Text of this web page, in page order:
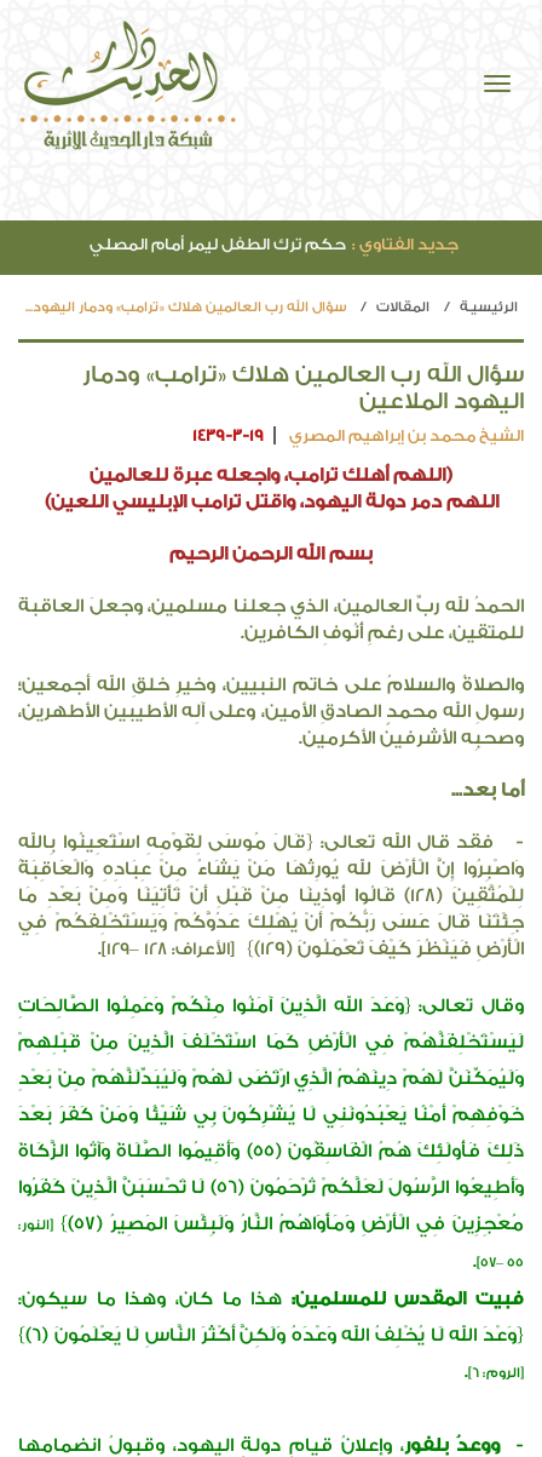
جديد الصوتيات : مقدمة مفتاح دار السعادة (42)
الرئيسيـة المقالات سؤال الله رب العالمين هلاك «ترامب» ودمار اليهود...
سؤال الله رب العالمين هلاك «ترامب» ودمار
اليهود الملاعين
الشيخ محمد بن إبراهيم المصري 1439-3-19
(اللهم أهلك ترامب، واجعله عبرة للعالمين
اللهم دمر دولة اليهود، واقتل ترامب الإبليسي اللعين)
بسم الله الرحمن الرحيم
الحمدُ لله ربِّ العالمين، الذي جعلنا مسلمين، وجعلَ العاقبةَ
للمتقين، على رغمِ أُنُوفِ الكافرين.
والصلاةُ والسلامُ على خاتم النبيين، وخيرِ خلقِ الله أجمعين؛
رسولِ الله محمدٍ الصادقِ الأمين، وعلى آلِه الأطيبين الأطهرين،
وصحبِه الأشرفين الأكرمين.
أما بعد...
- فقد قال الله تعالى: {قَالَ مُوسَى لِقَوْمِهِ اسْتَعِينُوا بِالله
وَاصْبِرُوا إِنَّ الْأَرْضَ لله يُورِثُهَا مَنْ يَشَاءُ مِنْ عِبَادِهِ وَالْعَاقِبَةُ
لِلْمُتَّقِينَ (128) قَالُوا أُوذِينَا مِنْ قَبْلِ أَنْ تَأْتِيَنَا وَمِنْ بَعْدِ مَا
جِئْتَنَا قَالَ عَسَى رَبُّكُمْ أَنْ يُهْلِكَ عَدُوَّكُمْ وَيَسْتَخْلِفَكُمْ فِي
الْأَرْضِ فَيَنْظُرَ كَيْفَ تَعْمَلُونَ (129)}
[الأعراف: ١٢٨ –١٢٩] .
وقال تعالى: {وَعَدَ الله الَّذِينَ آمَنُوا مِنْكُمْ وَعَمِلُوا الصَّالِحَاتِ
لَيَسْتَخْلِفَنَّهُمْ فِي الْأَرْضِ كَمَا اسْتَخْلَفَ الَّذِينَ مِنْ قَبْلِهِمْ
وَلَيُمَكِّنَنَّ لَهُمْ دِينَهُمُ الَّذِي ارْتَضَى لَهُمْ وَلَيُبَدِّلَنَّهُمْ مِنْ بَعْدِ
خَوْفِهِمْ أَمْنًا يَعْبُدُونَنِي لَا يُشْرِكُونَ بِي شَيْئًا وَمَنْ كَفَرَ بَعْدَ
ذَلِكَ فَأُولَئِكَ هُمُ الْفَاسِقُونَ (55) وَأَقِيمُوا الصَّلَاةَ وَآتُوا الزَّكَاةَ
وَأَطِيعُوا الرَّسُولَ لَعَلَّكُمْ تُرْحَمُونَ (56) لَا تَحْسَبَنَّ الَّذِينَ كَفَرُوا
مُعْجِزِينَ فِي الْأَرْضِ وَمَأْوَاهُمُ النَّارُ وَلَبِئْسَ المَصِيرُ (57)}
[النور:
٥٥ –٥٧]
.
فبيت المقدس للمسلمين: هذا ما كان، وهذا ما سيكون:
{وَعْدَ الله لَا يُخْلِفُ الله وَعْدَهُ وَلَكِنَّ أَكْثَرَ النَّاسِ لَا يَعْلَمُونَ (6)}
[الروم: ٦] .
-ووعدُ بلفور، وإعلانُ قيامِ دولةِ اليهود، وقبولُ انضمامها